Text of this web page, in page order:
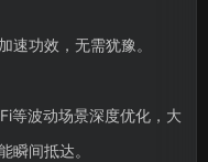
速功效，无需犹豫。
等波动场景深度优化，大
瞬间抵达。